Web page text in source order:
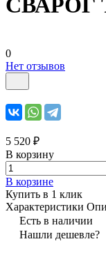
СВАРОГ
0
Нет отзывов
5 520 ₽
В корзину
В корзине
Купить в 1 клик
Характеристики
Есть в наличии
Нашли дешевле?